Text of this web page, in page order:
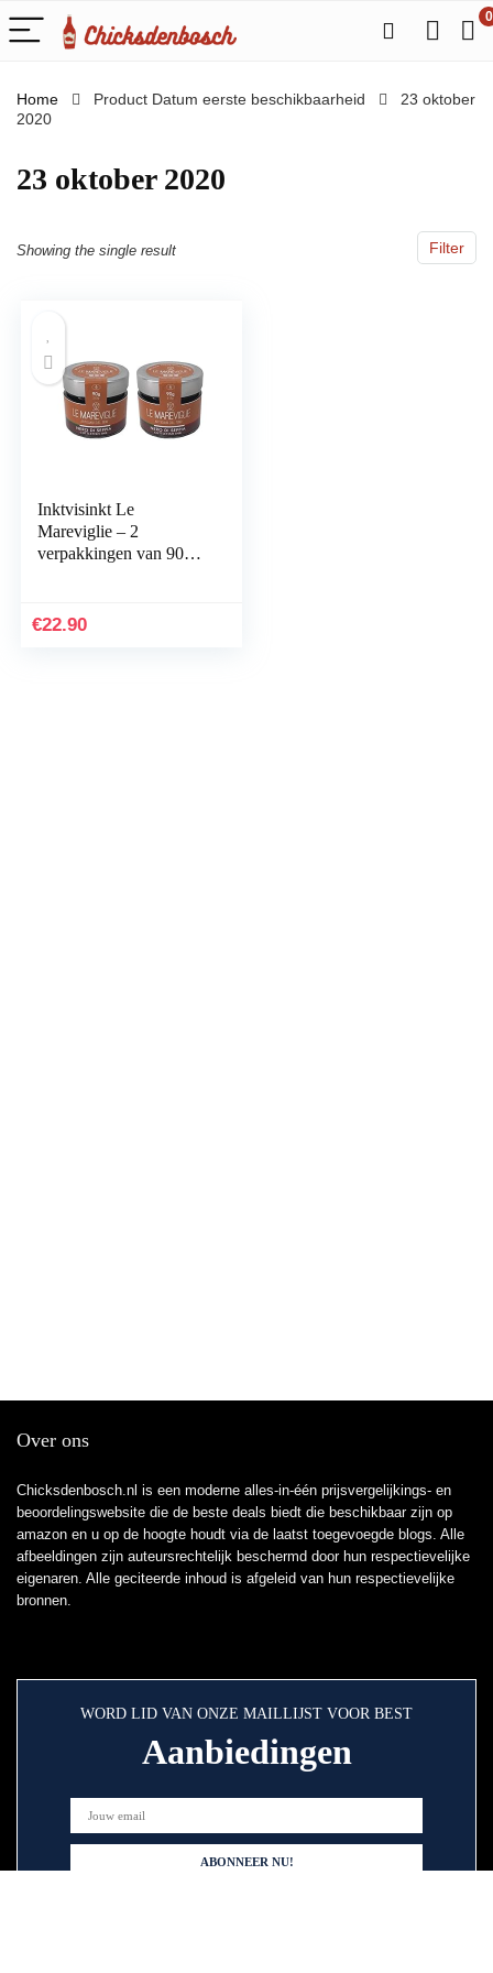
0
Home Product Datum eerste beschikbaarheid
23 oktober
2020
23 oktober 2020
Filter
Showing the single result
Inktvisinkt Le
Mareviglie – 2
verpakkingen van 90g –
€22.90
Over ons
Chicksdenbosch.nl is een moderne alles-in-één prijsvergelijkings- en
beoordelingswebsite die de beste deals biedt die beschikbaar zijn op
amazon en u op de hoogte houdt via de laatst toegevoegde blogs. Alle
afbeeldingen zijn auteursrechtelijk beschermd door hun respectievelijke
eigenaren. Alle geciteerde inhoud is afgeleid van hun respectievelijke
bronnen.
WORD LID VAN ONZE MAILLIJST VOOR BEST
Aanbiedingen